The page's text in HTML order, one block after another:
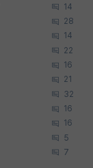
14
28
14
22
16
21
32
16
16
5
7